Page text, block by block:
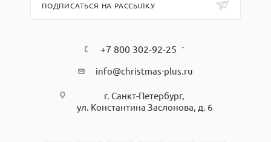
ПОДПИСАТЬСЯ НА РАССЫЛКУ
+7 800 302-92-25
info@christmas-plus.ru
г. Санкт-Петербург,
ул. Константина Заслонова, д. 6